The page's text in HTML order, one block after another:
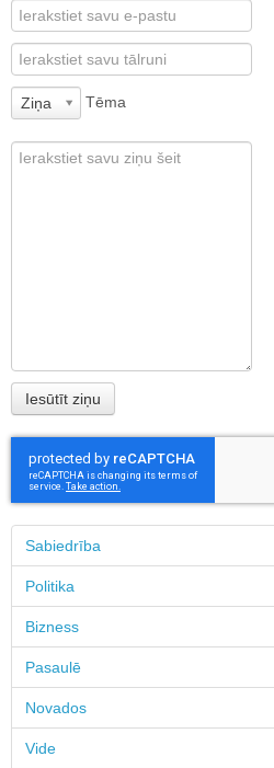
Ziņa Tēma
Sabiedrība
Politika
Bizness
Pasaulē
Novados
Vide